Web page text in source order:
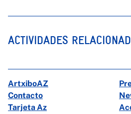
ACTIVIDADES
ArtxiboAZ
Contacto
Tarjeta Az